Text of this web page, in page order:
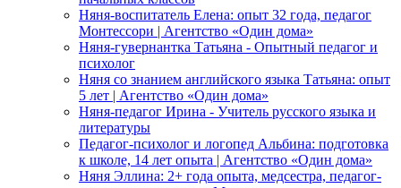
Няня-воспитатель Елена: опыт 32 года, педагог
Монтессори | Агентство «Один дома»
Няня-гувернантка Татьяна - Опытный педагог и
психолог
Няня со знанием английского языка Татьяна: опыт
5 лет | Агентство «Один дома»
Няня-педагог Ирина - Учитель русского языка и
литературы
Педагог-психолог и логопед Альбина: подготовка
к школе, 14 лет опыта | Агентство «Один дома»
Няня Эллина: 2+ года опыта, медсестра, педагог-